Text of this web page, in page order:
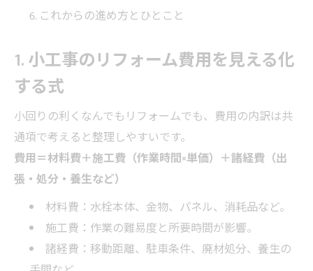
これからの進め方とひとこと
1. 小工事のリフォーム費用を見える化
する式
小回りの利くなんでもリフォームでも、費用の内訳は共
通項で考えると整理しやすいです。
費用＝材料費＋施工費（作業時間×単価）＋諸経費（出
張・処分・養生など）
材料費：水栓本体、金物、パネル、消耗品など。
施工費：作業の難易度と所要時間が影響。
諸経費：移動距離、駐車条件、廃材処分、養生の